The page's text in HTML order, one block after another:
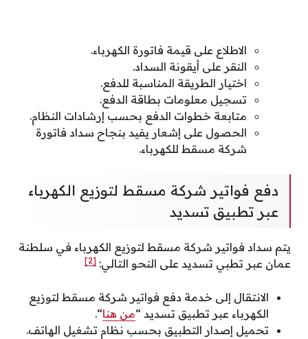
الاطلاع على قيمة فاتورة الكهرباء.
النقر على أيقونة السداد.
اختيار الطريقة المناسبة للدفع.
تسجيل معلومات بطاقة الدفع.
متابعة خطوات الدفع بحسب إرشادات النظام.
الحصول على إشعار يفيد بنجاح سداد فاتورة
شركة مسقط للكهرباء.
دفع فواتير شركة مسقط لتوزيع الكهرباء
عبر تطبيق تسديد
يتم سداد فواتير شركة مسقط لتوزيع الكهرباء في سلطنة
عمان عبر تطبي تسديد على النحو التالي: [2]
الانتقال إلى خدمة دفع فواتير شركة مسقط لتوزيع
الكهرباء عبر تطبيق تسديد “من هنا“.
تحميل إصدار التطبيق بحسب نظام تشغيل الهاتف.